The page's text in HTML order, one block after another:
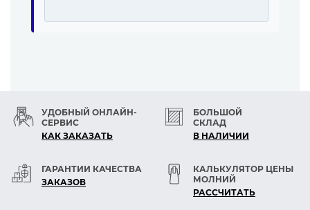
УДОБНЫЙ ОНЛАЙН-
СЕРВИС
КАК ЗАКАЗАТЬ
БОЛЬШОЙ
СКЛАД
В НАЛИЧИИ
ГАРАНТИИ КАЧЕСТВА
ЗАКАЗОВ
КАЛЬКУЛЯТОР ЦЕНЫ
МОЛНИЙ
РАСCЧИТАТЬ